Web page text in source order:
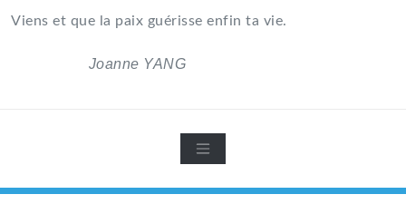
Viens et que la paix guérisse enfin ta vie.
Joanne YANG